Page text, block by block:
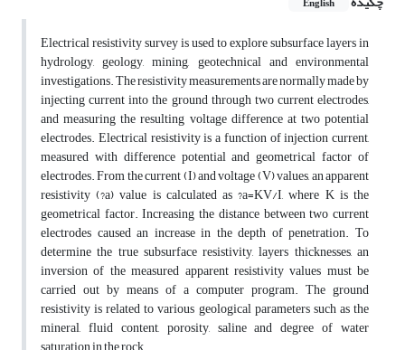
English
Electrical resistivity survey is used to explore subsurface layers in
hydrology, geology, mining, geotechnical and environmental
investigations. The resistivity measurements are normally made by
injecting current into the ground through two current electrodes,
and measuring the resulting voltage difference at two potential
electrodes. Electrical resistivity is a function of injection current,
measured with difference potential and geometrical factor of
electrodes. From the current (I) and voltage (V) values, an apparent
resistivity (?a) value is calculated as ?a=KV/I, where K is the
geometrical factor. Increasing the distance between two current
electrodes caused an increase in the depth of penetration. To
determine the true subsurface resistivity, layers thicknesses, an
inversion of the measured apparent resistivity values must be
carried out by means of a computer program. The ground
resistivity is related to various geological parameters such as the
mineral, fluid content, porosity, saline and degree of water